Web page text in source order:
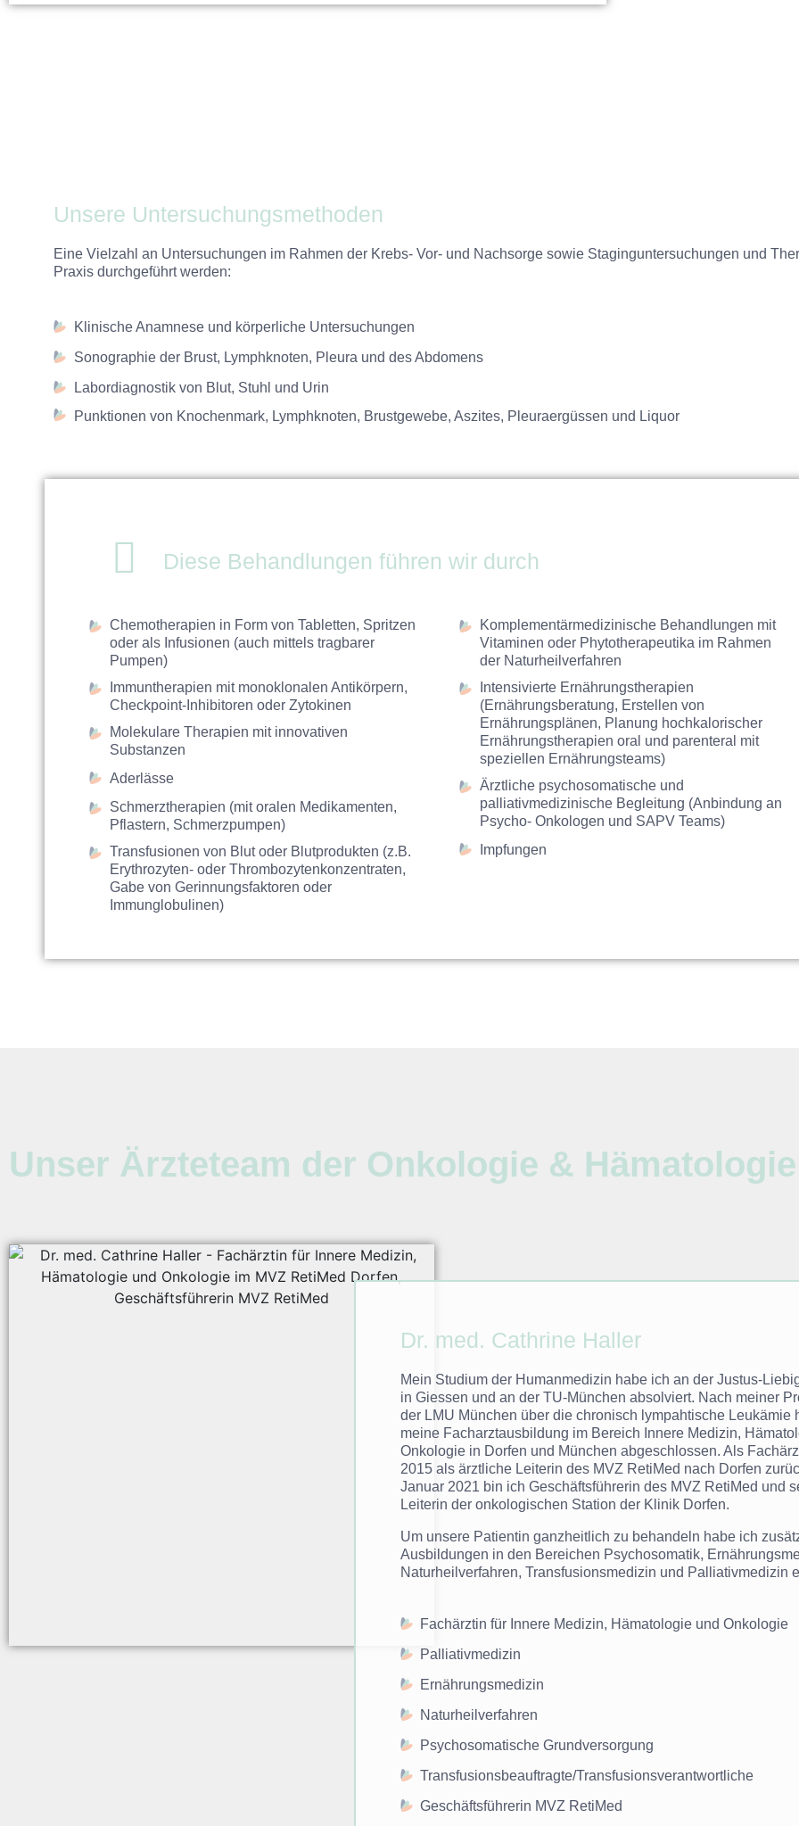
Unsere Untersuchungsmethoden
Eine Vielzahl an Untersuchungen im Rahmen der Krebs- Vor- und Nachsorge sowie Staginguntersuchungen und
Praxis durchgeführt werden:
Klinische Anamnese und körperliche Untersuchungen
Sonographie der Brust, Lymphknoten, Pleura und des Abdomens
Labordiagnostik von Blut, Stuhl und Urin
Punktionen von Knochenmark, Lymphknoten, Brustgewebe, Aszites, Pleuraergüssen und Liquor
Diese Behandlungen führen wir durch
Chemotherapien in Form von Tabletten, Spritzen
oder als Infusionen (auch mittels tragbarer
Pumpen)
Immuntherapien mit monoklonalen Antikörpern,
Checkpoint-Inhibitoren oder Zytokinen
Molekulare Therapien mit innovativen
Substanzen
Aderlässe
Schmerztherapien (mit oralen Medikamenten,
Pflastern, Schmerzpumpen)
Transfusionen von Blut oder Blutprodukten (z.B.
Erythrozyten- oder Thrombozytenkonzentraten,
Gabe von Gerinnungsfaktoren oder
Immunglobulinen)
Komplementärmedizinische Behandlungen mit
Vitaminen oder Phytotherapeutika im Rahmen
der Naturheilverfahren
Intensivierte Ernährungstherapien
(Ernährungsberatung, Erstellen von
Ernährungsplänen, Planung hochkalorischer
Ernährungstherapien oral und parenteral mit
speziellen Ernährungsteams)
Ärztliche psychosomatische und
palliativmedizinische Begleitung (Anbindung an
Psycho- Onkologen und SAPV Teams)
Impfungen
Unser Ärzteteam der Onkologie & Hämatologie
Dr. med. Cathrine Haller
Mein Studium der Humanmedizin habe ich an der Justus-
in Giessen und an der TU-München absolviert. Nach meiner
der LMU München über die chronisch lympahtische Leukämie
meine Facharztausbildung im Bereich Innere Medizin,
Onkologie in Dorfen und München abgeschlossen. Als
2015 als ärztliche Leiterin des MVZ RetiMed nach Dorfen
Januar 2021 bin ich Geschäftsführerin des MVZ RetiMed und
Leiterin der onkologischen Station der Klinik Dorfen.
Um unsere Patientin ganzheitlich zu behandeln habe ich
Ausbildungen in den Bereichen Psychosomatik,
Naturheilverfahren, Transfusionsmedizin und Palliativmedizin
Fachärztin für Innere Medizin, Hämatologie und Onkologie
Palliativmedizin
Ernährungsmedizin
Naturheilverfahren
Psychosomatische Grundversorgung
Transfusionsbeauftragte/Transfusionsverantwortliche
Geschäftsführerin MVZ RetiMed
unsere Telefonzeiten haben sich geändert. Diese sind ab sofort wie folgt:
Außerhalb unserer Telefonzeiten erreichen Sie uns über unsere Online Rezeption
Homepage.
Aufgrund technischer Probleme ist unser onkologisches Notfalltelefon aktuell
erreichen.
Gynäkologische Krebsvorsorgeuntersuchungen müssen derzeit mindestens sechs